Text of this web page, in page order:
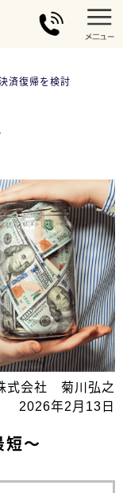
済復帰を検討
式会社 菊川弘之
2026年2月13日
短～